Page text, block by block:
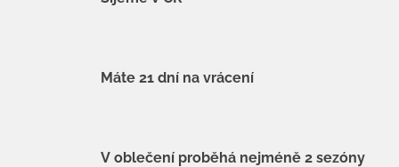
Máte 21 dní na vrácení
V oblečení proběhá nejméně 2 sezóny